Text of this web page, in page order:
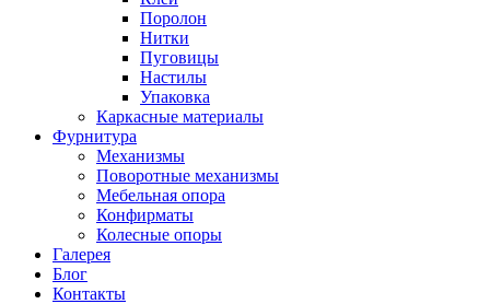
Поролон
Нитки
Пуговицы
Настилы
Упаковка
Каркасные материалы
Фурнитура
Механизмы
Поворотные механизмы
Мебельная опора
Конфирматы
Колесные опоры
Галерея
Блог
Контакты